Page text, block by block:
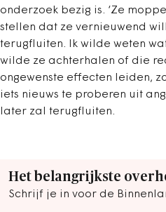
onderzoek bezig is. ‘Ze
stellen dat ze vernieuwend
terugfluiten. Ik wilde weten
wilde ze achterhalen of die
ongewenste effecten leiden,
iets nieuws te proberen uit
later zal terugfluiten.
Het belangrijkste
Schrijf je in voor de